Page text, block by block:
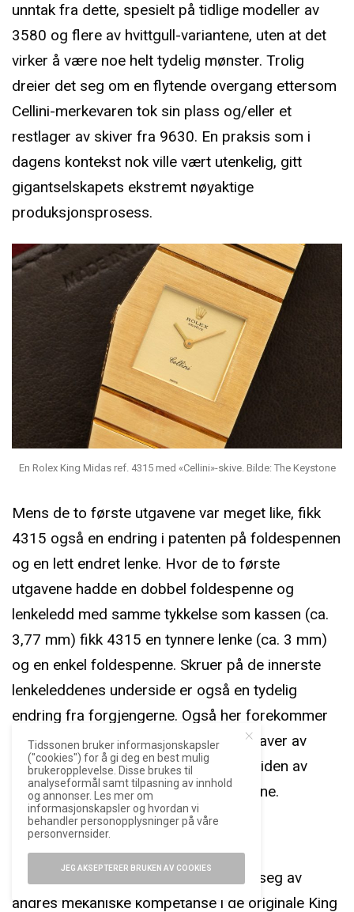
unntak fra dette, spesielt på tidlige modeller av
3580 og flere av hvittgull-variantene, uten at det
virker å være noe helt tydelig mønster. Trolig
dreier det seg om en flytende overgang ettersom
Cellini-merkevaren tok sin plass og/eller et
restlager av skiver fra 9630. En praksis som i
dagens kontekst nok ville vært utenkelig, gitt
gigantselskapets ekstremt nøyaktige
produksjonsprosess.
En Rolex King Midas ref. 4315 med «Cellini»-skive. Bilde: The Keystone
Mens de to første utgavene var meget like, fikk
4315 også en endring i patenten på foldespennen
og en lett endret lenke. Hvor de to første
utgavene hadde en dobbel foldespenne og
lenkeledd med samme tykkelse som kassen (ca.
3,77 mm) fikk 4315 en tynnere lenke (ca. 3 mm)
og en enkel foldespenne. Skruer på de innerste
lenkeleddenes underside er også en tydelig
endring fra forgjengerne. Også her forekommer
likevel forskjeller, og det er funnet utgaver av
4315 som ikke har skruene på undersiden av
lenken, men lik patent som forgjengerne.
Manuell mekanikk fra Piaget
Ulikt dagens situasjon benyttet Rolex seg av
andres mekaniske kompetanse i de originale King
Tidssonen bruker informasjonskapsler
("cookies") for å gi deg en best mulig
brukeropplevelse. Disse brukes til
analyseformål samt tilpasning av innhold
og annonser. Les mer om
informasjonskapsler og hvordan vi
behandler personopplysninger på våre
personvernsider.
JEG AKSEPTERER BRUKEN AV COOKIES